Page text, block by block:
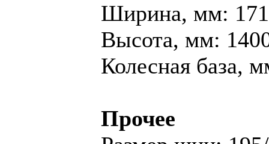
Ширина, мм:
Высота, мм:
Колесная база,
Прочее